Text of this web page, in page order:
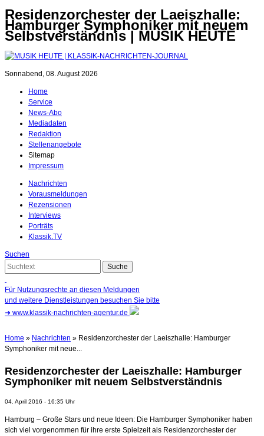
Residenzorchester der Laeiszhalle:
Hamburger Symphoniker mit neuem
Selbstverständnis | MUSIK HEUTE
Sonnabend, 08. August 2026
Home
Service
News-Abo
Mediadaten
Redaktion
Stellenangebote
Sitemap
Impressum
Nachrichten
Vorausmeldungen
Rezensionen
Interviews
Porträts
Klassik.TV
Suchen
Für Nutzungsrechte an diesen Meldungen
und weitere Dienstleistungen besuchen Sie bitte
➜ www.klassik-nachrichten-agentur.de
Home » Nachrichten » Residenzorchester der Laeiszhalle: Hamburger
Symphoniker mit neue...
Residenzorchester der Laeiszhalle: Hamburger
Symphoniker mit neuem Selbstverständnis
04. April 2016 - 16:35 Uhr
Hamburg – Große Stars und neue Ideen: Die Hamburger Symphoniker haben
sich viel vorgenommen für ihre erste Spielzeit als Residenzorchester der